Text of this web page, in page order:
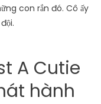
con rắn đó. Cô ấy
A Cutie
hành